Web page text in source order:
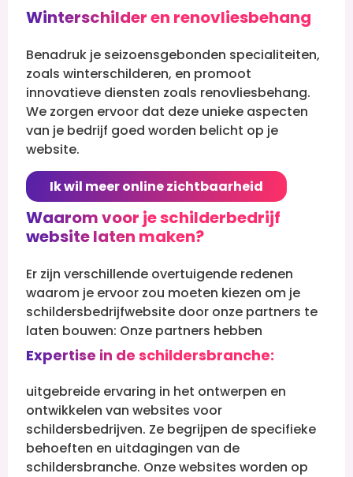
Winterschilder en renovliesbehang
Benadruk je seizoensgebonden specialiteiten,
zoals winterschilderen, en promoot
innovatieve diensten zoals renovliesbehang.
We zorgen ervoor dat deze unieke aspecten
van je bedrijf goed worden belicht op je
website.
Ik wil meer online zichtbaarheid
Waarom voor je schilderbedrijf
website laten maken?
Er zijn verschillende overtuigende redenen
waarom je ervoor zou moeten kiezen om je
schildersbedrijfwebsite door onze partners te
laten bouwen:
Expertise in de schildersbranche:
Onze partners hebben
uitgebreide ervaring in het ontwerpen en
ontwikkelen van websites voor
schildersbedrijven. Ze begrijpen de specifieke
behoeften en uitdagingen van de
schildersbranche. Onze websites worden op